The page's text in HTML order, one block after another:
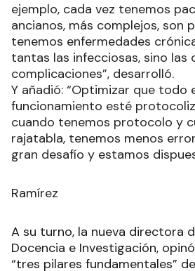
ejemplo, cada vez tenemos
ancianos, más complejos, son
tenemos enfermedades
tantas las infecciosas, sino las
complicaciones”, desarrolló.
Y añadió: “Optimizar que todo
funcionamiento esté
cuando tenemos protocolo y
rajatabla, tenemos menos
gran desafío y estamos
Ramírez
A su turno, la nueva directora
Docencia e Investigación,
“tres pilares fundamentales”